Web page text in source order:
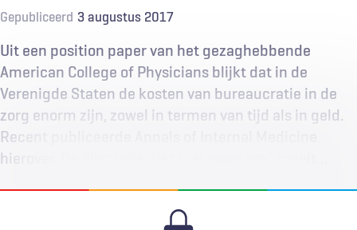
Gepubliceerd 3 augustus 2017
Uit een position paper van het gezaghebbende
American College of Physicians blijkt dat in de
Verenigde Staten de kosten van bureaucratie in de
zorg enorm zijn, zowel in termen van tijd als in geld.
Recent publiceerde Annals of Internal Medicine
hierover. De discussie ‘Het roer moet om’ speelt…